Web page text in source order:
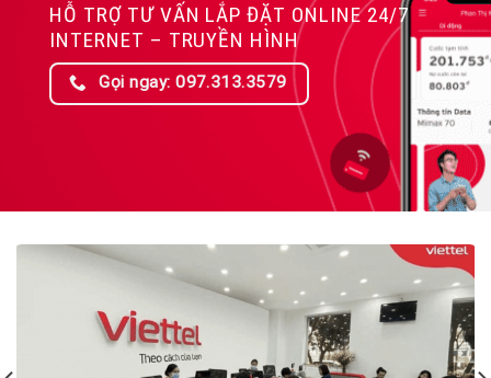
HỖ TRỢ TƯ VẤN LẮP ĐẶT ONLINE 24/7
INTERNET – TRUYỀN HÌNH
Gọi ngay: 097.313.3579